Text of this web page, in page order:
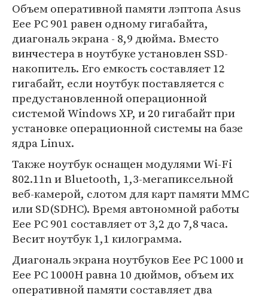
Объем оперативной памяти лэптопа Asus
Eee PC 901 равен одному гигабайта,
диагональ экрана - 8,9 дюйма. Вместо
винчестера в ноутбуке установлен SSD-
накопитель. Его емкость составляет 12
гигабайт, если ноутбук поставляется с
предустановленной операционной
системой Windows XP, и 20 гигабайт при
установке операционной системы на базе
ядра Linux.
Также ноутбук оснащен модулями Wi-Fi
802.11n и Bluetooth, 1,3-мегапиксельной
веб-камерой, слотом для карт памяти MMC
или SD(SDHC). Время автономной работы
Eee PC 901 составляет от 3,2 до 7,8 часа.
Весит ноутбук 1,1 килограмма.
Диагональ экрана ноутбуков Eee PC 1000 и
Eee PC 1000H равна 10 дюймов, объем их
оперативной памяти составляет два